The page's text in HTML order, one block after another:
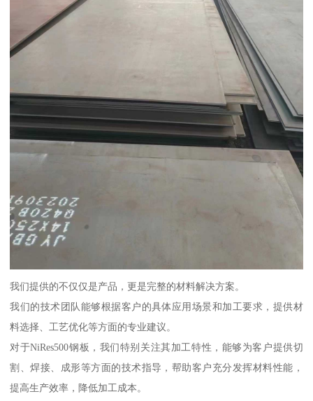
我们提供的不仅仅是产品，更是完整的材料解决方案。
我们的技术团队能够根据客户的具体应用场景和加工要求，提供材
料选择、工艺优化等方面的专业建议。
对于NiRes500钢板，我们特别关注其加工特性，能够为客户提供切
割、焊接、成形等方面的技术指导，帮助客户充分发挥材料性能，
提高生产效率，降低加工成本。